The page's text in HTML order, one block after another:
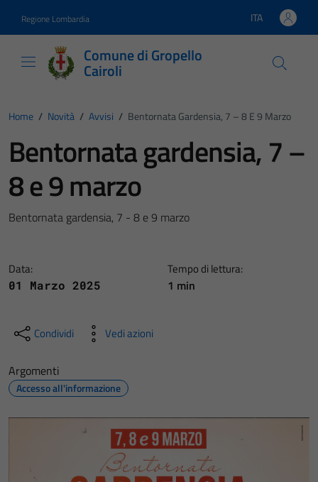
Regione Lombardia Lingua attiva:
ITA
Comune di Gropello
Cairoli
Home / Novità / Avvisi / Bentornata Gardensia, 7 – 8 E 9 Marzo
Bentornata gardensia, 7 –
8 e 9 marzo
Bentornata gardensia, 7 - 8 e 9 marzo
Data:
01 Marzo 2025
Tempo di lettura:
1 min
Condividi Vedi azioni
Argomenti
Accesso all'informazione